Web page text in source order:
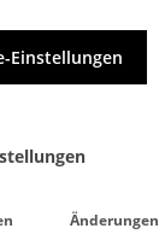
Einstellungen
Änderungen